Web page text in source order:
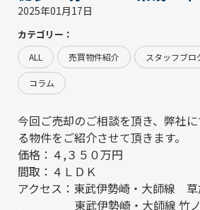
2025年01月17日
カテゴリー：
ALL 売買物件紹介 スタッフブロ
コラム
今回ご売却のご相談を頂き、弊社
る物件をご紹介させて頂きます。
価格：４,３５０万円
間取：４ＬＤＫ
アクセス：東武伊勢崎・大師線
東武伊勢崎・大師線 竹ノ